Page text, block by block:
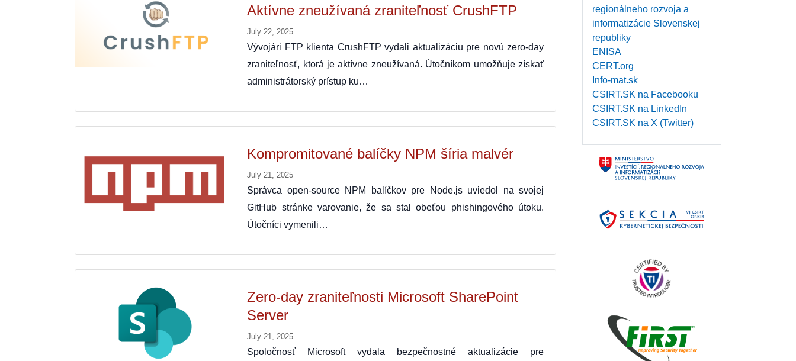
Aktívne zneužívaná zraniteľnosť CrushFTP
July 22, 2025
Vývojári FTP klienta CrushFTP vydali aktualizáciu pre novú zero-day
zraniteľnosť, ktorá je aktívne zneužívaná. Útočníkom umožňuje získať
administrátorský prístup ku…
Kompromitované balíčky NPM šíria malvér
July 21, 2025
Správca open-source NPM balíčkov pre Node.js uviedol na svojej
GitHub stránke varovanie, že sa stal obeťou phishingového útoku.
Útočníci vymenili…
Zero-day zraniteľnosti Microsoft SharePoint
Server
July 21, 2025
Spoločnosť Microsoft vydala bezpečnostné aktualizácie pre
regionálneho rozvoja a
informatizácie Slovenskej
republiky
ENISA
CERT.org
Info-mat.sk
CSIRT.SK na Facebooku
CSIRT.SK na LinkedIn
CSIRT.SK na X (Twitter)